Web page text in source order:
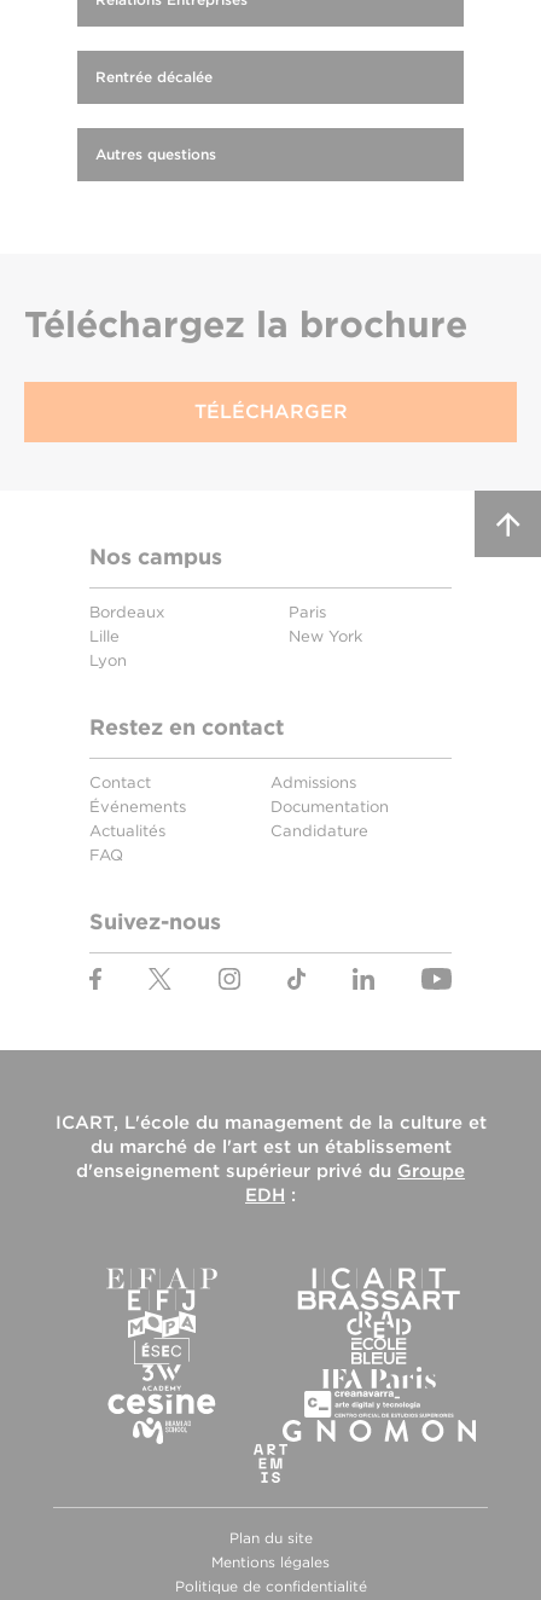
Rentrée décalée
Autres questions
Téléchargez la brochure
TÉLÉCHARGER
Nos campus
Bordeaux
Lille
Lyon
Paris
New York
Restez en contact
Contact
Événements
Actualités
FAQ
Admissions
Documentation
Candidature
Suivez-nous
ICART, L'école du management de la culture et
du marché de l'artest un établissement
d'enseignement supérieur privé du Groupe
EDH :
Plan du site
Mentions légales
Politique de confidentialité